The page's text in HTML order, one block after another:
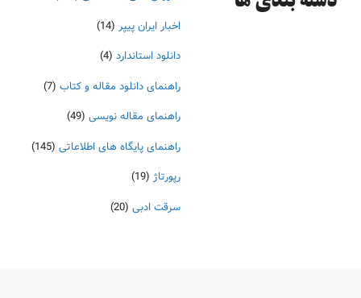
اخبار ایران پیپر (14)
دانلود استاندارد (4)
راهنمای دانلود مقاله و کتاب (7)
راهنمای مقاله نویسی (49)
راهنمای پایگاه های اطلاعاتی (145)
رپورتاژ (19)
سرقت ادبی (20)